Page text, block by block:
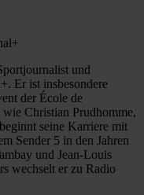
und
Er ist insbesondere
der École de
Christian Prudhomme,
seine Karriere mit
Sender 5 in den Jahren
und Jean-Louis
wechselt er zu Radio